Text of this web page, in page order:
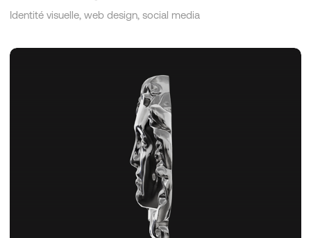
Identité visuelle, web design, social media
Le